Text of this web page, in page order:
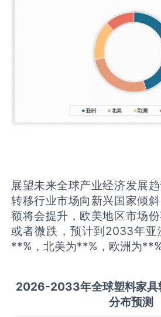
展望未来全球产业经济发展
转移行业市场向新兴国家倾
额将会提升，欧美地区市场
或者微跌，预计到2033年亚
**%，北美为**%，欧洲为**%
2026-2033年全球塑料家具
分布预测